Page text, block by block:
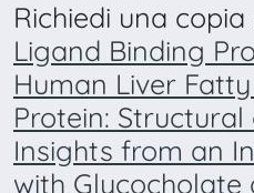
Richiedi una
Ligand Binding
Human Liver
Protein:
Insights from an
with Glycocholate